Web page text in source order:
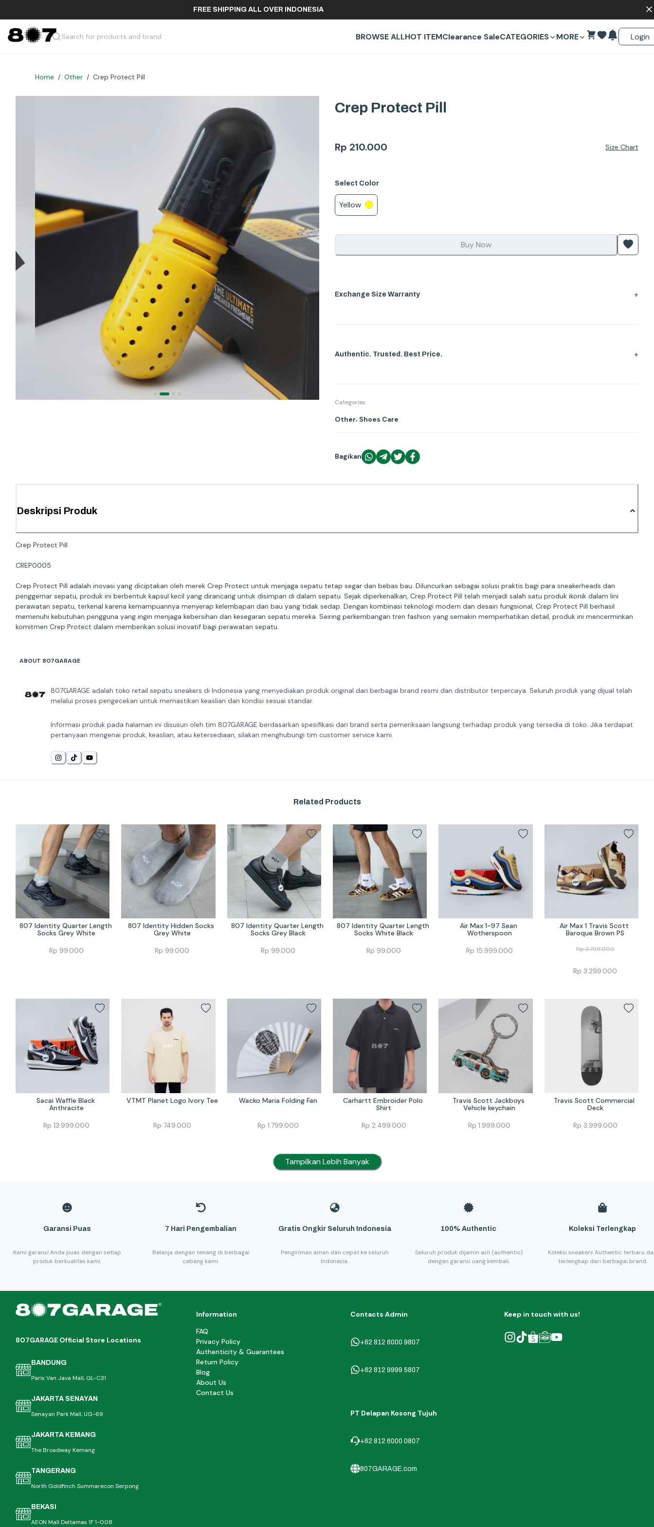
FREE SHIPPING ALL OVER INDONESIA
Search for products and brand BROWSE ALLHOT ITEMClearance SaleCATEGORIES MORE Login
Home / Other / Crep Protect Pill
Crep Protect Pill
Rp 210.000 Size Chart
Select Color
Yellow
Buy Now
Exchange Size Warranty +
Authentic. Trusted. Best Price. +
Categories
Other, Shoes Care
Bagikan
Deskripsi Produk
Crep Protect Pill
CREP0005
Crep Protect Pill adalah inovasi yang diciptakan oleh merek Crep Protect untuk menjaga sepatu tetap segar dan bebas bau. Diluncurkan sebagai solusi praktis bagi para sneakerheads dan
penggemar sepatu, produk ini berbentuk kapsul kecil yang dirancang untuk disimpan di dalam sepatu. Sejak diperkenalkan, Crep Protect Pill telah menjadi salah satu produk ikonik dalam lini
perawatan sepatu, terkenal karena kemampuannya menyerap kelembapan dan bau yang tidak sedap. Dengan kombinasi teknologi modern dan desain fungsional, Crep Protect Pill berhasil
memenuhi kebutuhan pengguna yang ingin menjaga kebersihan dan kesegaran sepatu mereka. Seiring perkembangan tren fashion yang semakin memperhatikan detail, produk ini mencerminkan
komitmen Crep Protect dalam memberikan solusi inovatif bagi perawatan sepatu.
ABOUT 807GARAGE
807GARAGE adalah toko retail sepatu sneakers di Indonesia yang menyediakan produk original dari berbagai brand resmi dan distributor terpercaya. Seluruh produk yang dijual telah
melalui proses pengecekan untuk memastikan keaslian dan kondisi sesuai standar.
Informasi produk pada halaman ini disusun oleh tim 807GARAGE berdasarkan spesifikasi dari brand serta pemeriksaan langsung terhadap produk yang tersedia di toko. Jika terdapat
pertanyaan mengenai produk, keaslian, atau ketersediaan, silakan menghubungi tim customer service kami.
Related Products
807 Identity Quarter Length
Socks Grey White
Rp 99.000
807 Identity Hidden Socks
Grey White
Rp 99.000
807 Identity Quarter Length
Socks Grey Black
Rp 99.000
807 Identity Quarter Length
Socks White Black
Rp 99.000
Air Max 1-97 Sean
Wotherspoon
Rp 15.999.000
Air Max 1 Travis Scott
Baroque Brown PS
Rp3.799.000
Rp 3.299.000
Sacai Waffle Black
Anthracite
Rp13.999.000
VTMT Planet Logo Ivory Tee
Rp 749.000
Wacko Maria Folding Fan
Rp 1.799.000
Carhartt Embroider Polo
Shirt
Rp 2.499.000
Travis Scott Jackboys
Vehicle keychain
Rp1.999.000
Travis Scott Commercial
Deck
Rp 3.999.000
Tampilkan Lebih Banyak
Garansi Puas
Kami garansi Anda puas dengan setiap
produk berkualitas kami.
7 Hari Pengembalian
Belanja dengan tenang di berbagai
cabang kami.
Gratis Ongkir Seluruh Indonesia
Pengiriman aman dan cepat ke seluruh
Indonesia.
100% Authentic
Seluruh produk dijamin asli (authentic)
dengan garansi uang kembali.
Koleksi Terlengkap
Koleksi sneakers Authentic terbaru
terlengkap dari berbagai brand.
807GARAGE Official Store Locations
BANDUNG
Paris Van Java Mall, GL-C31
JAKARTA SENAYAN
Senayan Park Mall, UG-69
JAKARTA KEMANG
The Broadway Kemang
TANGERANG
North Goldfinch Summarecon Serpong
BEKASI
AEON Mall Deltamas 1F 1-008
Information
FAQ
Privacy Policy
Authenticity & Guarantees
Return Policy
Blog
About Us
Contact Us
Contacts Admin
+62 812 6000 9807
+62 812 9999 5807
PT Delapan Kosong Tujuh
+62 812 6000 0807
807GARAGE.com
Keep in touch with us!